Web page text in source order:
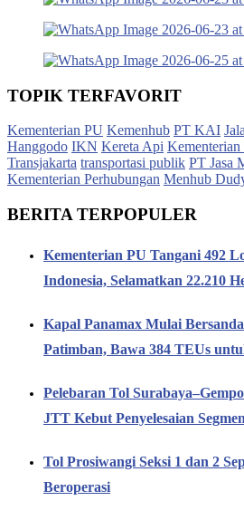
TOPIK TERFAVORIT
Kementerian PU Kemenhub PT KAI
Hanggodo IKN Kereta Api Kementerian
Transjakarta transportasi publik PT Jasa
Kementerian Perhubungan Menhub
BERITA TERPOPULER
Kementerian PU Tangani 492
Indonesia, Selamatkan 22.210
Kapal Panamax Mulai
Patimban, Bawa 384 TEUs
Pelebaran Tol
JTT Kebut Penyelesaian
Tol Prosiwangi Seksi 1 dan 2
Beroperasi